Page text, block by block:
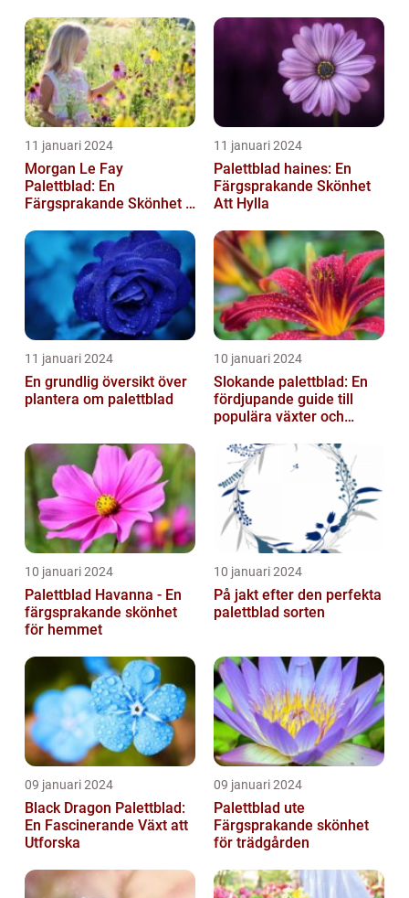
11 januari 2024
Morgan Le Fay
Palettblad: En
Färgsprakande Skönhet i
11 januari 2024
Palettblad haines: En
Färgsprakande Skönhet
Att Hylla
11 januari 2024
En grundlig översikt över
plantera om palettblad
10 januari 2024
Slokande palettblad: En
fördjupande guide till
populära växter och
10 januari 2024
Palettblad Havanna - En
färgsprakande skönhet
för hemmet
10 januari 2024
På jakt efter den perfekta
palettblad sorten
09 januari 2024
Black Dragon Palettblad:
En Fascinerande Växt att
Utforska
09 januari 2024
Palettblad ute
Färgsprakande skönhet
för trädgården